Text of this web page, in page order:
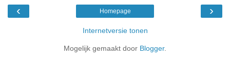
‹ ›
Homepage
Internetversie tonen
Mogelijk gemaakt door Blogger.